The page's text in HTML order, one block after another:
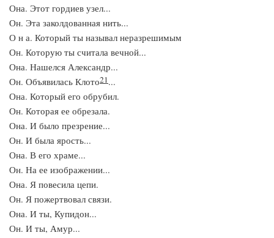
Она. Этот гордиев узел...
Он. Эта заколдованная нить...
О н а. Который ты называл неразрешимым
Он. Которую ты считала вечной...
Она. Нашелся Александр...
Он. Объявилась Клото21...
Она. Который его обрубил.
Он. Которая ее обрезала.
Она. И было презрение...
Он. И была ярость...
Она. В его храме...
Он. На ее изображении...
Она. Я повесила цепи.
Он. Я пожертвовал связи.
Она. И ты, Купидон...
Он. И ты, Амур...